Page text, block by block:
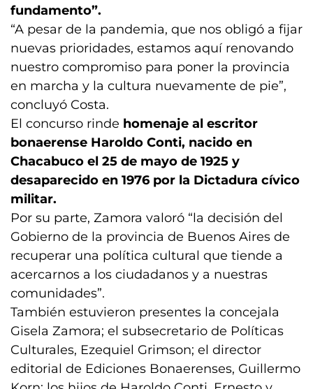
fundamento”.
“A pesar de la pandemia, que nos obligó a fijar
nuevas prioridades, estamos aquí renovando
nuestro compromiso para poner la provincia
en marcha y la cultura nuevamente de pie”,
concluyó Costa.
El concurso rinde homenaje al escritor
bonaerense Haroldo Conti, nacido en
Chacabuco el 25 de mayo de 1925 y
desaparecido en 1976 por la Dictadura cívico
militar.
Por su parte, Zamora valoró “la decisión del
Gobierno de la provincia de Buenos Aires de
recuperar una política cultural que tiende a
acercarnos a los ciudadanos y a nuestras
comunidades”.
También estuvieron presentes la concejala
Gisela Zamora; el subsecretario de Políticas
Culturales, Ezequiel Grimson; el director
editorial de Ediciones Bonaerenses, Guillermo